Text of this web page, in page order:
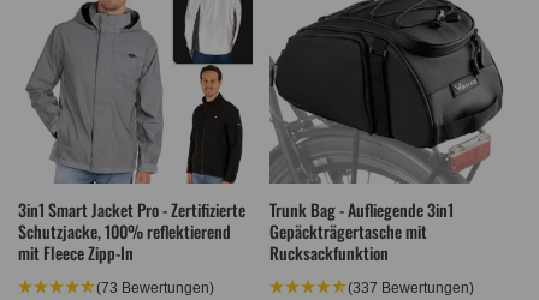
3in1 Smart Jacket Pro - Zertifizierte
Schutzjacke, 100% reflektierend
mit Fleece Zipp-In
(73 Bewertungen)
Trunk Bag - Aufliegende 3in1
Gepäckträgertasche mit
Rucksackfunktion
(337 Bewertungen)